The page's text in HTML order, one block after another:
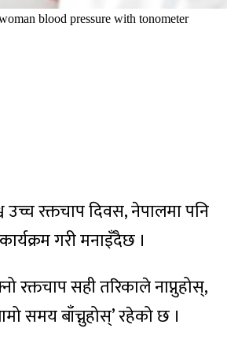
blood pressure with tonometer
रक्तचाप दिवस, नेपालमा पनि
गरी मनाइँदैछ ।
रक्तचाप सही तरिकाले नाप्नुहोस्,
समय बाँच्नुहोस्’ रहेको छ ।